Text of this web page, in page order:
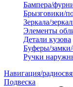
Бампера/
Брызговики/
Зеркала/
Элементы
Детали кузова
Буферы/
Ручки
Навигация/
Подвеска